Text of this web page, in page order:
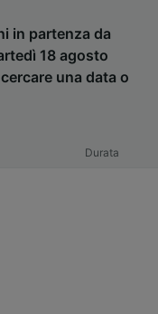
in partenza da
18 agosto
una data o
Durata